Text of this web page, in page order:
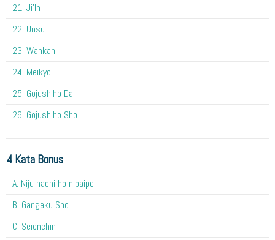
21. Ji'In
22. Unsu
23. Wankan
24. Meikyo
25. Gojushiho Dai
26. Gojushiho Sho
4 Kata Bonus
A. Niju hachi ho nipaipo
B. Gangaku Sho
C. Seienchin